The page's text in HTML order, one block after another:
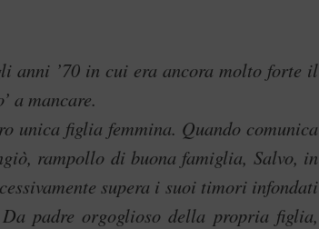
anni ’70 in cui era ancora molto forte il
a mancare.
unica figlia femmina. Quando comunica
rampollo di buona famiglia, Salvo, in
supera i suoi timori infondati
padre orgoglioso della propria figlia,